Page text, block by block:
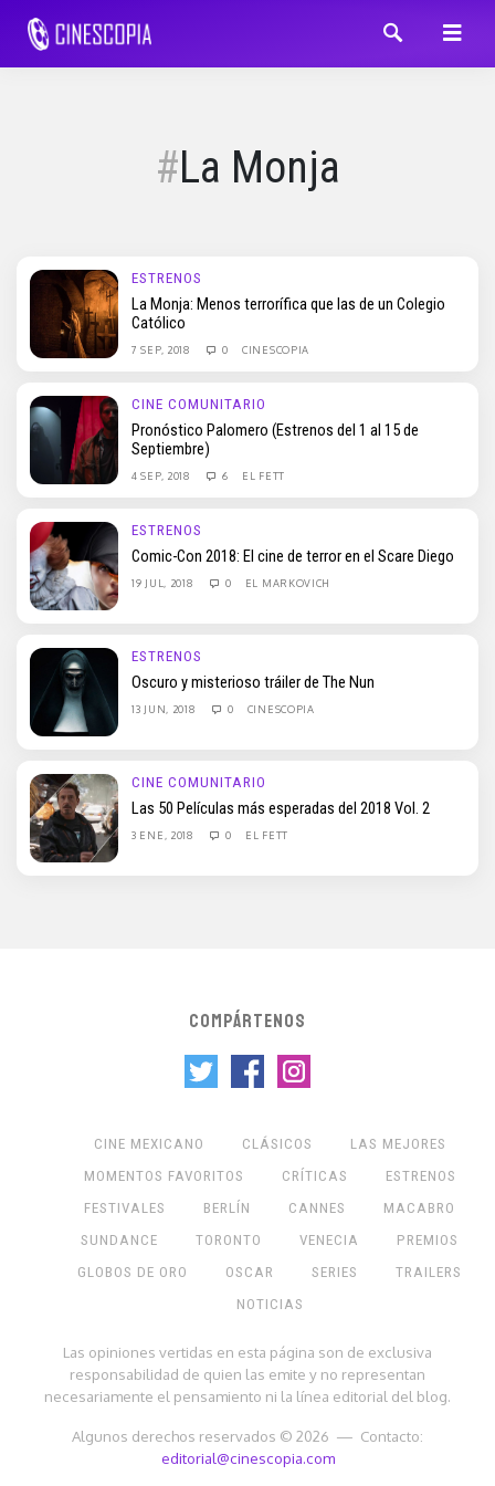
La Monja
ESTRENOS
La Monja: Menos terrorífica que las de un Colegio
Católico
7 SEP, 2018 0 CINESCOPIA
CINE COMUNITARIO
Pronóstico Palomero (Estrenos del 1 al 15 de
Septiembre)
4 SEP, 2018 6 EL FETT
ESTRENOS
Comic-Con 2018: El cine de terror en el Scare Diego
19 JUL, 2018 0 EL MARKOVICH
ESTRENOS
Oscuro y misterioso tráiler de The Nun
13 JUN, 2018 0 CINESCOPIA
CINE COMUNITARIO
Las 50 Películas más esperadas del 2018 Vol. 2
3 ENE, 2018 0 EL FETT
COMPÁRTENOS
CINE MEXICANO CLÁSICOS
LAS MEJORES
MOMENTOS FAVORITOS
CRÍTICAS
ESTRENOS
FESTIVALES
BERLÍN CANNES
MACABRO
SUNDANCE
TORONTO VENECIA
PREMIOS
GLOBOS DE ORO
OSCAR SERIES
TRAILERS
NOTICIAS
Las opiniones vertidas en esta página son de exclusiva
responsabilidad de quien las emite y no representan
necesariamente el pensamiento ni la línea editorial del blog.
Algunos derechos reservados © 2026 — Contacto:
editorial@cinescopia.com